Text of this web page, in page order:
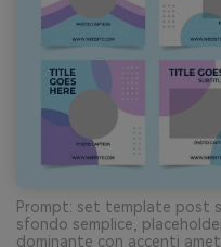
Prompt: set template post
sfondo semplice,
dominante con accenti